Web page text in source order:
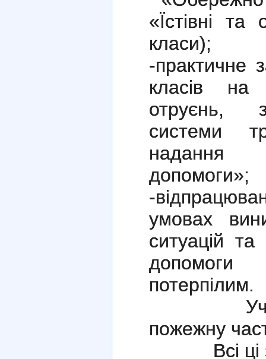
«Їстівні
класи);
-практичне
класів на
отруєнь,
системи
надання
допомоги»;
-
умовах
ситуацій
потерпілим.
Учні 5-х
пожежну
Всі ці